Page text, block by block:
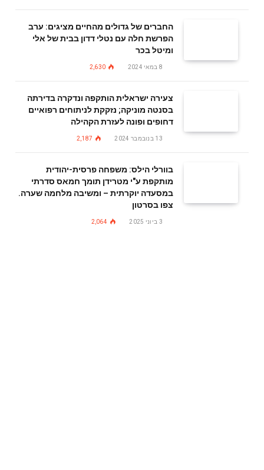
החברים של גדולים מהחיים מציגים: ערב
הפרשת חלה עם נטלי דדון בבית של אלי
ומיטל בכר
8 במאי 2024 2,630
צעירה ישראלית הותקפה ונדקרה בדירתה
בסנטה מוניקה; נזקקת לניתוחים רפואיים
דחופים ופונה לעזרת הקהילה
13 בנובמבר 2024 2,187
בוורלי הילס: משפחה פרסית-יהודית
מותקפת ע"י מטרידן תומך חמאס סדרתי
במסעדה יוקרתית – ומשיבה מלחמה שערה.
צפו בסרטון
3 ביוני 2025 2,064